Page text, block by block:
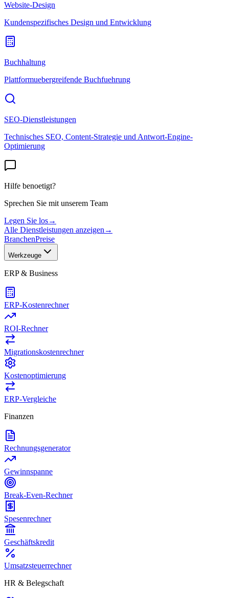
Website-Design
Kundenspezifisches Design und Entwicklung
Buchhaltung
Plattformuebergreifende Buchfuehrung
SEO-Dienstleistungen
Technisches SEO, Content-Strategie und Antwort-Engine-
Optimierung
Hilfe benoetigt?
Sprechen Sie mit unserem Team
Legen Sie los→
Alle Dienstleistungen anzeigen →
BranchenPreise
Werkzeuge
ERP & Business
ERP-Kostenrechner
ROI-Rechner
Migrationskostenrechner
Kostenoptimierung
ERP-Vergleiche
Finanzen
Rechnungsgenerator
Gewinnspanne
Break-Even-Rechner
Spesenrechner
Geschäftskredit
Umsatzsteuerrechner
HR & Belegschaft